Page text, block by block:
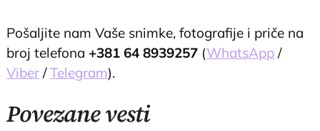
Pošaljite nam Vaše snimke, fotografije i priče na
broj telefona +381 64 8939257 (WhatsApp /
Viber /Telegram).
Povezane vesti